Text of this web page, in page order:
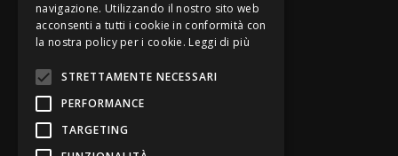
Be Bankers è ideato da
navigazione. Utilizzando il nostro sito web
acconsenti a tutti i cookie in conformità con
la nostra policy per i cookie. Leggi di più
STRETTAMENTE NECESSARI
PERFORMANCE
TARGETING